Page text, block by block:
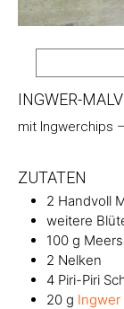
INGWER-
mit Ingwerchips
ZUTATEN
2 Handvoll
weitere
100 g
2 Nelken
4 Piri-Piri
20 g Ingwer